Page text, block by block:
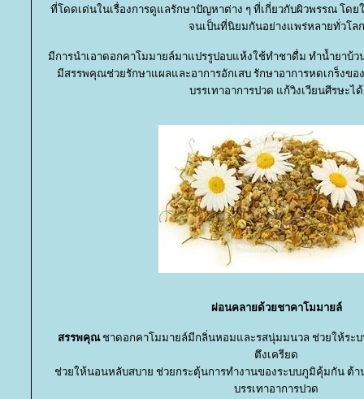
ที่โดดเด่นในเรื่องการดูแลรักษาปัญหาต่าง ๆ ที่เกี่ยวกับผิวพรรณ โดย
จนเป็นที่นิยมกันอย่างแพร่หลายทั่วโลก
มีการนำเอาดอกคาโมมายล์มาแปรรูปอบแห้งใช้ทำชาดื่ม ทำน้ำยาบ้
มีสรรพคุณช่วยรักษาแผลและอาการอักเสบ รักษาอาการหดเกร็งขอ
บรรเทาอาการปวด แก้วิงเวียนศีรษะได้
ผ่อนคลายด้วยชาคาโมมายล์
สรรพคุณชาดอกคาโมมายล์มีกลิ่นหอมและรสนุ่มมนวล ช่วยให้ระ
ตึงเครียด
ช่วยให้นอนหลับสบาย ช่วยกระตุ้นการทำงานของระบบภูมิคุ้มกัน ต้
บรรเทาอาการปวด